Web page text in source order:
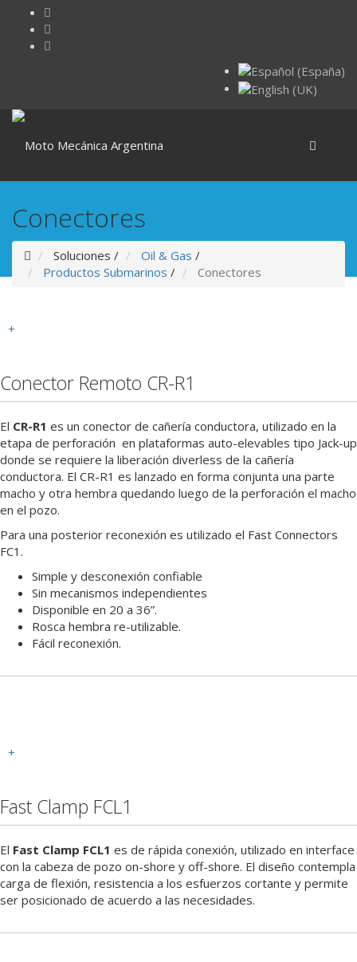
Conectores
Soluciones / Oil & Gas /
Productos Submarinos / Conectores
+
Conector Remoto CR-R1
El CR-R1 es un conector de cañería conductora, utilizado en la
etapa de perforación en plataformas auto-elevables tipo Jack-up
donde se requiere la liberación diverless de la cañería
conductora. El CR-R1 es lanzado en forma conjunta una parte
macho y otra hembra quedando luego de la perforación el macho
en el pozo.
Para una posterior reconexión es utilizado el Fast Connectors
FC1.
Simple y desconexión confiable
Sin mecanismos independientes
Disponible en 20 a 36”.
Rosca hembra re-utilizable.
Fácil reconexión.
+
Fast Clamp FCL1
El Fast Clamp FCL1 es de rápida conexión, utilizado en interface
con la cabeza de pozo on-shore y off-shore. El diseño contempla
carga de flexión, resistencia a los esfuerzos cortante y permite
ser posicionado de acuerdo a las necesidades.